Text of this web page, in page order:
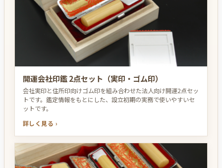
開運会社印鑑 2点セット（実印・ゴム印）
会社実印と住所印向けゴム印を組み合わせた法人向け開運2点セッ
トです。鑑定情報をもとにした、設立初期の実務で使いやすいセ
ットです。
詳しく見る ›